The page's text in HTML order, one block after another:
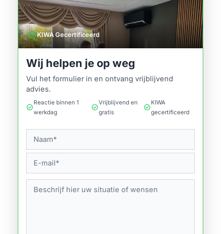
verifiedKIWA Gecertificeerd
Wij helpen je op weg
Vul het formulier in en ontvang vrijblijvend
advies.
check_circle
Reactie binnen 1
werkdag
check_circle
Vrijblijvend en
gratis
check_circle
KIWA
gecertificeerd